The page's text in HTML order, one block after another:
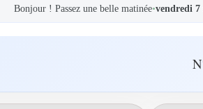
Bonjour ! Passez une belle matinée•vendredi 7